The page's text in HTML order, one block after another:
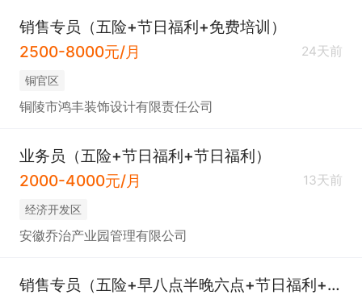
销售专员（五险+节日福利+免费培训）
2500-8000元/月
24天前
铜官区
铜陵市鸿丰装饰设计有限责任公司
业务员（五险+节日福利+节日福利）
2000-4000元/月
13天前
经济开发区
安徽乔治产业园管理有限公司
销售专员（五险+早八点半晚六点+节日福利+带薪年假）